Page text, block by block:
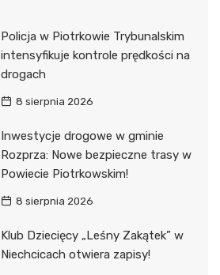
Policja w Piotrkowie Trybunalskim
intensyfikuje kontrole prędkości na
drogach
8 sierpnia 2026
Inwestycje drogowe w gminie
Rozprza: Nowe bezpieczne trasy w
Powiecie Piotrkowskim!
8 sierpnia 2026
Klub Dziecięcy „Leśny Zakątek” w
Niechcicach otwiera zapisy!